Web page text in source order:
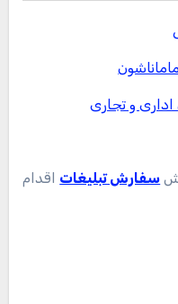
و تجاری
سفارش تبلیغات اقدام